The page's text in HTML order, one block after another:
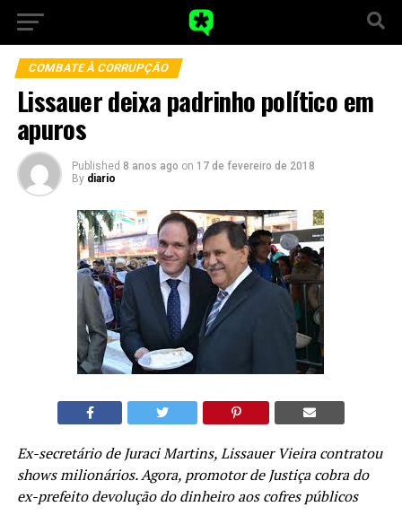
COMBATE À CORRUPÇÃO
Lissauer deixa padrinho político em
apuros
Published 8 anos ago on 17 de fevereiro de 2018
By diario
Ex-secretário de Juraci Martins, Lissauer Vieira contratou
shows milionários. Agora, promotor de Justiça cobra do
ex-prefeito devolução do dinheiro aos cofres públicos